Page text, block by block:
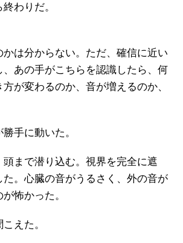
わりだ。
かは分からない。ただ、確信に近い
あの手がこちらを認識したら、何
が変わるのか、音が増えるのか、
手に動いた。
まで潜り込む。視界を完全に遮
た。心臓の音がうるさく、外の音が
怖かった。
えた。